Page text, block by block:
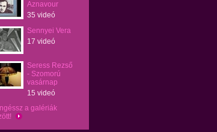
Aznavour
35 videó
Sennyei Vera
17 videó
Seress Rezső
- Szomorú
vasárnap
15 videó
a galériák